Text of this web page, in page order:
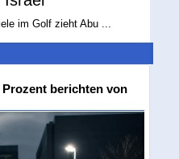
im Golf zieht Abu ...
Prozent berichten von